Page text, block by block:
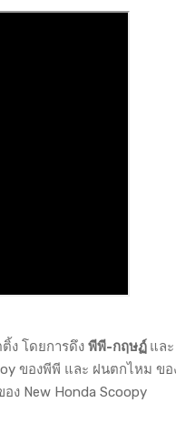
ง โดยการดึง พีพี-กฤษฏ์ และ
ของพีพี และ ฝนตกไหม ข
ง New Honda Scoopy